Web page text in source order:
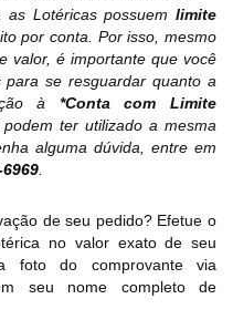
Lotéricas possuem limite
por conta. Por isso, mesmo
valor, é importante que você
se resguardar quanto a
à *Conta com Limite
ter utilizado a mesma
alguma dúvida, entre em
de seu pedido? Efetue o
no valor exato de seu
foto do comprovante via
seu nome completo de